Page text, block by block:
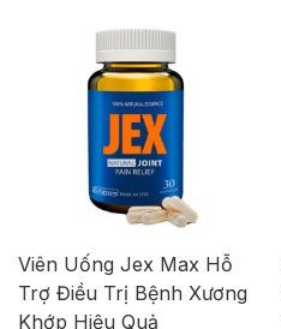
Viên Uống Jex Max Hỗ
Trợ Điều Trị Bệnh Xương
Khớp Hiệu Quả